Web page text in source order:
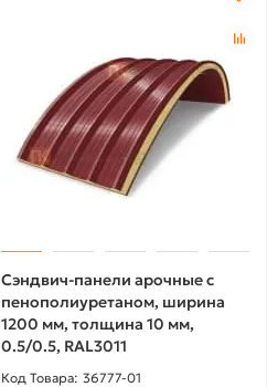
Акция -18%
Сэндвич-панели арочные с
пенополиуретаном, ширина
1200 мм, толщина 10 мм,
0.5/0.5, RAL3011
36777-01